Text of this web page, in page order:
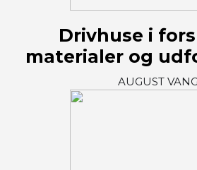
Drivhuse i
materialer og
AUGUST VANG